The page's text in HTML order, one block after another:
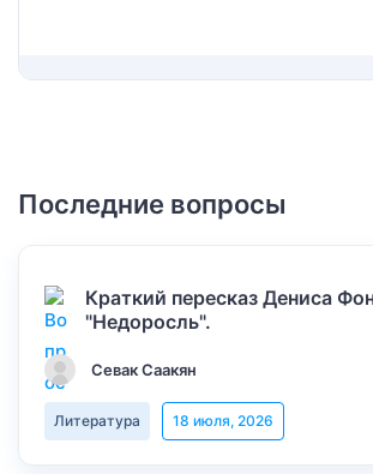
Последние вопросы
Краткий пересказ Дениса
"Недоросль".
Севак Саакян
Литература 18 июля, 2026